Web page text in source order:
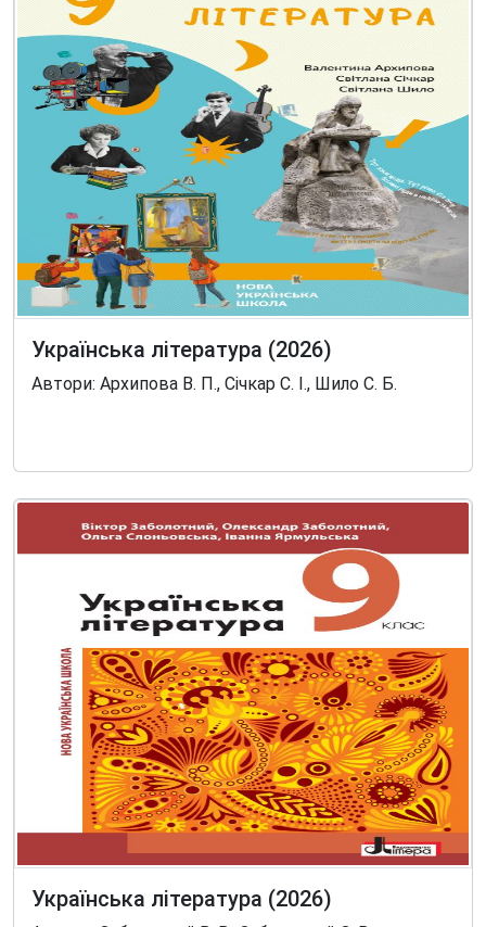
Українська література (2026)
Автори: Архипова В. П., Січкар С. І., Шило С. Б.
Українська література (2026)